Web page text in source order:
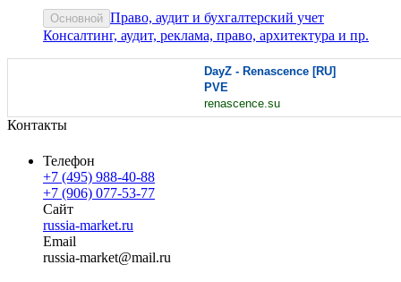
Основной Право, аудит и бухгалтерский учет
Консалтинг, аудит, реклама, право, архитектура и пр.
DayZ - Renascence [RU]
PVE
renascence.su
Контакты
Телефон
+7 (495) 988-40-88
+7 (906) 077-53-77
Сайт
russia-market.ru
Email
russia-market@mail.ru